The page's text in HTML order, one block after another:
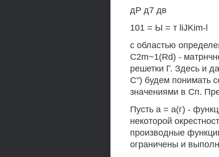
дР д7 дв
101 = Ы = т liJKim-l
с областью
C2m~1(Rd) -
решетки Г. Здесь и
С") будем понимать
значениями в Сп.
Пусть а = а(г) -
некоторой
производные
ограничены и